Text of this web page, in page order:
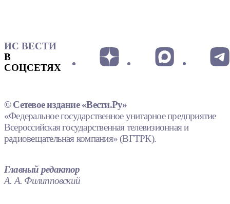
ИС ВЕСТИ
В
СОЦСЕТЯХ
© Сетевое издание «Вести.Ру»
«Федеральное государственное унитарное предприятие
Всероссийская государственная телевизионная и
радиовещательная компания» (ВГТРК).
Главный редактор
А. А. Филипповский